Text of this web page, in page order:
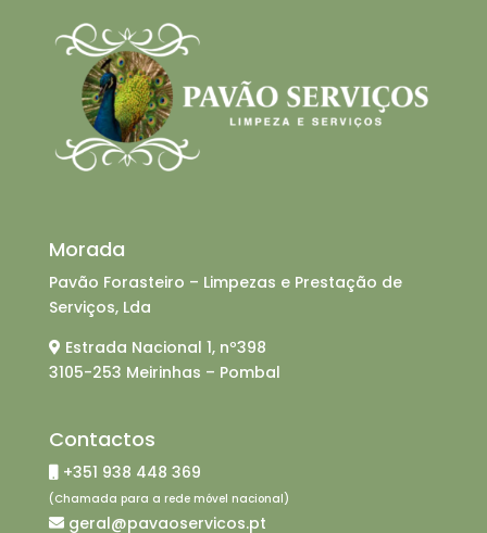
Morada
Pavão Forasteiro – Limpezas e Prestação de
Serviços, Lda
Estrada Nacional 1, nº398
3105-253 Meirinhas – Pombal
Contactos
+351 938 448 369
(Chamada para a rede móvel nacional)
geral@pavaoservicos.pt